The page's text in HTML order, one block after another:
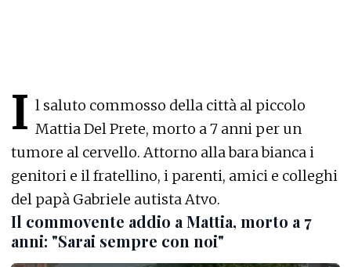
I l saluto commosso della città al piccolo
Mattia Del Prete, morto a 7 anni per un
tumore al cervello. Attorno alla bara bianca i
genitori e il fratellino, i parenti, amici e colleghi
del papà Gabriele autista Atvo.
Il commovente addio a Mattia, morto a 7
anni: "Sarai sempre con noi"